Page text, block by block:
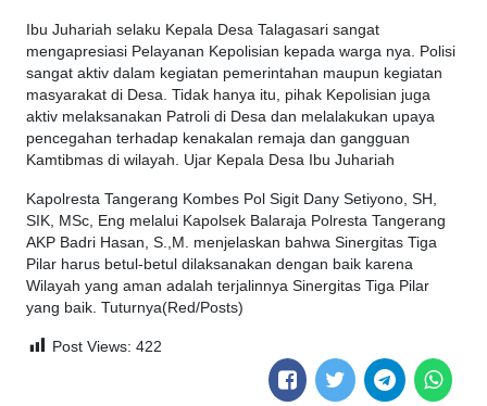
Ibu Juhariah selaku Kepala Desa Talagasari sangat
mengapresiasi Pelayanan Kepolisian kepada warga nya. Polisi
sangat aktiv dalam kegiatan pemerintahan maupun kegiatan
masyarakat di Desa. Tidak hanya itu, pihak Kepolisian juga
aktiv melaksanakan Patroli di Desa dan melalakukan upaya
pencegahan terhadap kenakalan remaja dan gangguan
Kamtibmas di wilayah. Ujar Kepala Desa Ibu Juhariah
Kapolresta Tangerang Kombes Pol Sigit Dany Setiyono, SH,
SIK, MSc, Eng melalui Kapolsek Balaraja Polresta Tangerang
AKP Badri Hasan, S.,M. menjelaskan bahwa Sinergitas Tiga
Pilar harus betul-betul dilaksanakan dengan baik karena
Wilayah yang aman adalah terjalinnya Sinergitas Tiga Pilar
yang baik. Tuturnya(Red/Posts)
Post Views: 422